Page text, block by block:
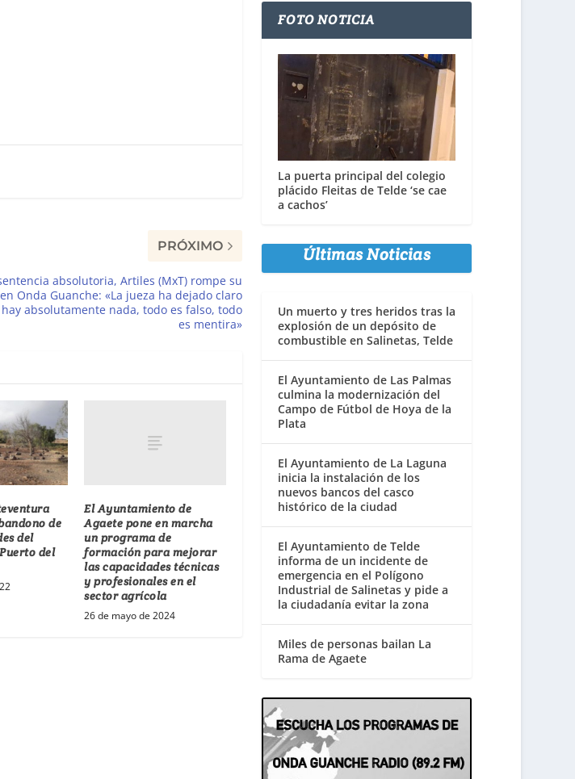
PRÓXIMO
absolutoria, Artiles (MxT) rompe su
Onda Guanche: «La jueza ha dejado claro
absolutamente nada, todo es falso, todo
es mentira»
de
del
del
El Ayuntamiento de
Agaete pone en marcha
un programa de
formación para mejorar
las capacidades técnicas
y profesionales en el
sector agrícola
26 de mayo de 2024
FOTO NOTICIA
La puerta principal del colegio
plácido Fleitas de Telde ‘se cae
a cachos’
Últimas Noticias
Un muerto y tres heridos tras la
explosión de un depósito de
combustible en Salinetas, Telde
El Ayuntamiento de Las Palmas
culmina la modernización del
Campo de Fútbol de Hoya de la
Plata
El Ayuntamiento de La Laguna
inicia la instalación de los
nuevos bancos del casco
histórico de la ciudad
El Ayuntamiento de Telde
informa de un incidente de
emergencia en el Polígono
Industrial de Salinetas y pide a
la ciudadanía evitar la zona
Miles de personas bailan La
Rama de Agaete